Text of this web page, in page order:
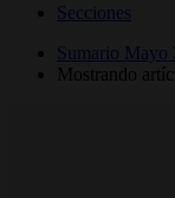
Secciones
Sumario Mayo
Mostrando